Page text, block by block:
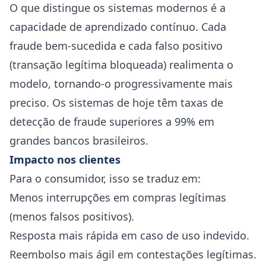
O que distingue os sistemas modernos é a
capacidade de aprendizado contínuo. Cada
fraude bem-sucedida e cada falso positivo
(transação legítima bloqueada) realimenta o
modelo, tornando-o progressivamente mais
preciso. Os sistemas de hoje têm taxas de
detecção de fraude superiores a 99% em
grandes bancos brasileiros.
Impacto nos clientes
Para o consumidor, isso se traduz em:
Menos interrupções em compras legítimas
(menos falsos positivos).
Resposta mais rápida em caso de uso indevido.
Reembolso mais ágil em contestações legítimas.